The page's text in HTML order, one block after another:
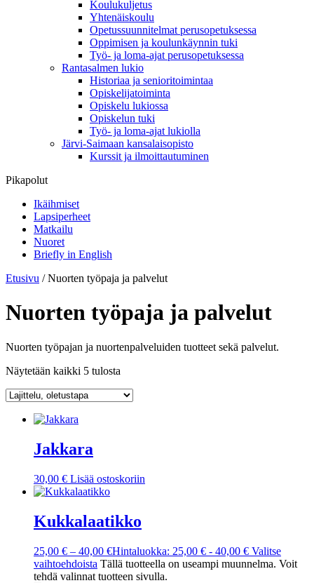
Koulukuljetus
Yhtenäiskoulu
Opetussuunnitelmat perusopetuksessa
Oppimisen ja koulunkäynnin tuki
Työ- ja loma-ajat perusopetuksessa
Rantasalmen lukio
Historiaa ja senioritoimintaa
Opiskelijatoiminta
Opiskelu lukiossa
Opiskelun tuki
Työ- ja loma-ajat lukiolla
Järvi-Saimaan kansalaisopisto
Kurssit ja ilmoittautuminen
Pikapolut
Ikäihmiset
Lapsiperheet
Matkailu
Nuoret
Briefly in English
Etusivu / Nuorten työpaja ja palvelut
Nuorten työpaja ja palvelut
Nuorten työpajan ja nuortenpalveluiden tuotteet sekä palvelut.
Näytetään kaikki 5 tulosta
Jakkara
30,00 € Lisää ostoskoriin
Kukkalaatikko
25,00 € – 40,00 €Hintaluokka: 25,00 € - 40,00 € Valitse
vaihtoehdoista Tällä tuotteella on useampi muunnelma. Voit
tehdä valinnat tuotteen sivulla.